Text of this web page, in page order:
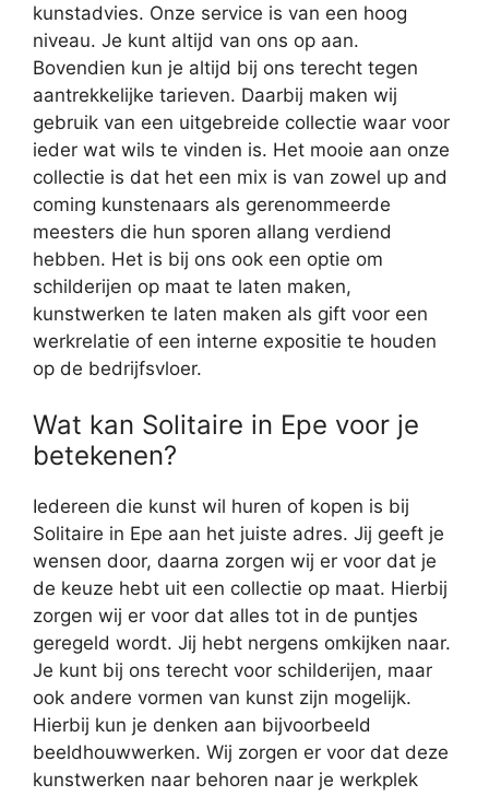
kunstadvies. Onze service is van een hoog
niveau. Je kunt altijd van ons op aan.
Bovendien kun je altijd bij ons terecht tegen
aantrekkelijke tarieven. Daarbij maken wij
gebruik van een uitgebreide collectie waar voor
ieder wat wils te vinden is. Het mooie aan onze
collectie is dat het een mix is van zowel up and
coming kunstenaars als gerenommeerde
meesters die hun sporen allang verdiend
hebben. Het is bij ons ook een optie om
schilderijen op maat te laten maken,
kunstwerken te laten maken als gift voor een
werkrelatie of een interne expositie te houden
op de bedrijfsvloer.
Wat kan Solitaire in Epe voor je
betekenen?
Iedereen die kunst wil huren of kopen is bij
Solitaire in Epe aan het juiste adres. Jij geeft je
wensen door, daarna zorgen wij er voor dat je
de keuze hebt uit een collectie op maat. Hierbij
zorgen wij er voor dat alles tot in de puntjes
geregeld wordt. Jij hebt nergens omkijken naar.
Je kunt bij ons terecht voor schilderijen, maar
ook andere vormen van kunst zijn mogelijk.
Hierbij kun je denken aan bijvoorbeeld
beeldhouwwerken. Wij zorgen er voor dat deze
kunstwerken naar behoren naar je werkplek